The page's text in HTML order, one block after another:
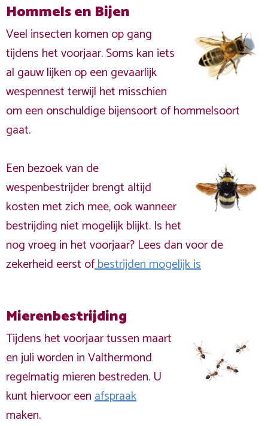
Hommels en Bijen
Veel insecten komen op gang
tijdens het voorjaar. Soms kan iets
al gauw lijken op een gevaarlijk
wespennest terwijl het misschien
om een onschuldige bijensoort of hommelsoort
gaat.
Een bezoek van de
wespenbestrijder brengt altijd
kosten met zich mee, ook wanneer
bestrijding niet mogelijk blijkt. Is het
nog vroeg in het voorjaar? Lees dan voor de
zekerheid eerst ofbestrijden mogelijk is
Mierenbestrijding
Tijdens het voorjaar tussen maart
en juli worden in Valthermond
regelmatig mieren bestreden. U
kunt hiervoor eenafspraak
maken.